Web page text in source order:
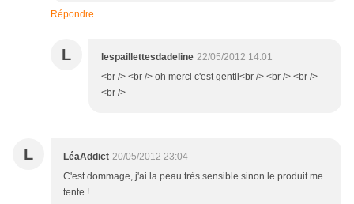
Répondre
L lespaillettesdadeline 22/05/2012 14:01
<br /> <br /> oh merci c'est gentil<br /> <br /> <br />
<br />
L LéaAddict 20/05/2012 23:04
C'est dommage, j'ai la peau très sensible sinon le produit me
tente !